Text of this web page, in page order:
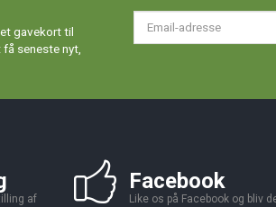
gavekort til
seneste nyt,
af
Facebook
Like os på Facebook og bliv